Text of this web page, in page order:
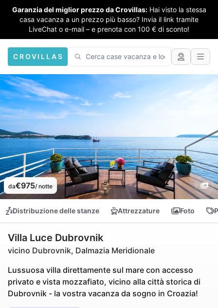
Garanzia del miglior prezzo da Crovillas: Hai visto la stessa
casa vacanza a un prezzo più basso? Invia il link tramite
LiveChat o e-mail – e prenota con 100 € di sconto!
CROVILLAS
da€975/ notte
Distribuzione delle stanze Attrezzature Foto
Villa Luce Dubrovnik
vicino Dubrovnik, Dalmazia Meridionale
Lussuosa villa direttamente sul mare con accesso
privato e vista mozzafiato, vicino alla città storica di
Dubrovnik - la vostra vacanza da sogno in Croazia!